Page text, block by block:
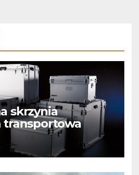
skrzynia
transportowa